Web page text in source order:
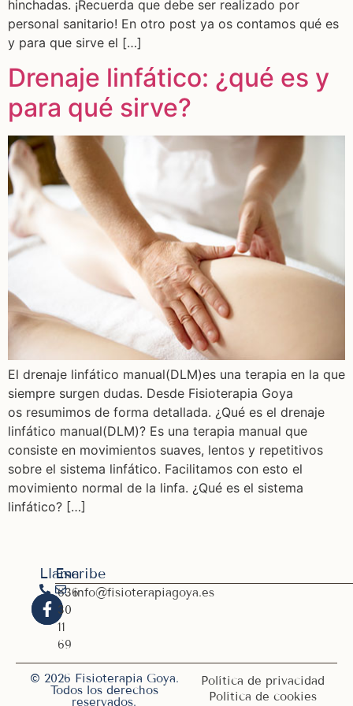
hinchadas. ¡Recuerda que debe ser realizado por
personal sanitario! En otro post ya os contamos qué es
y para que sirve el […]
Drenaje linfático: ¿qué es y
para qué sirve?
El drenaje linfático manual(DLM)es una terapia en la que
siempre surgen dudas. Desde Fisioterapia Goya
os resumimos de forma detallada. ¿Qué es el drenaje
linfático manual(DLM)? Es una terapia manual que
consiste en movimientos suaves, lentos y repetitivos
sobre el sistema linfático. Facilitamos con esto el
movimiento normal de la linfa. ¿Qué es el sistema
linfático? […]
Llama
636
30
11
69
Escribe
info@fisioterapiagoya.es
© 2026 Fisioterapia Goya.
Todos los derechos
reservados.
Política de privacidad
Política de cookies